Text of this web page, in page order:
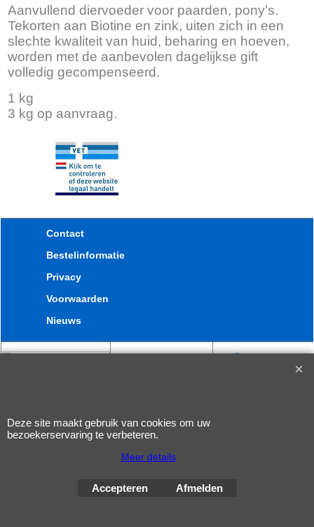
Aanvullend diervoeder voor paarden, pony’s.
Tekorten aan Biotine en zink, uiten zich in een
slechte kwaliteit van huid, beharing en hoeven,
worden met de aanbevolen dagelijkse gift
volledig gecompenseerd.
1 kg
3 kg op aanvraag.
Contact
Bestelinformatie
Privacy
Voorwaarden
Nieuws
software.
Deze site maakt gebruik van cookies om uw
bezoekerservaring te verbeteren.
Meer details
Accepteren Afmelden